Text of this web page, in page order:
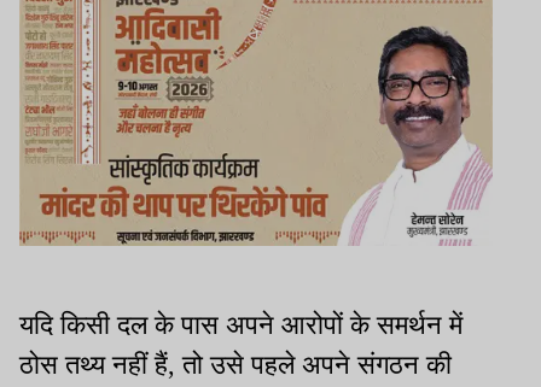
यदि किसी दल के पास अपने आरोपों के समर्थन में
ठोस तथ्य नहीं हैं, तो उसे पहले अपने संगठन की